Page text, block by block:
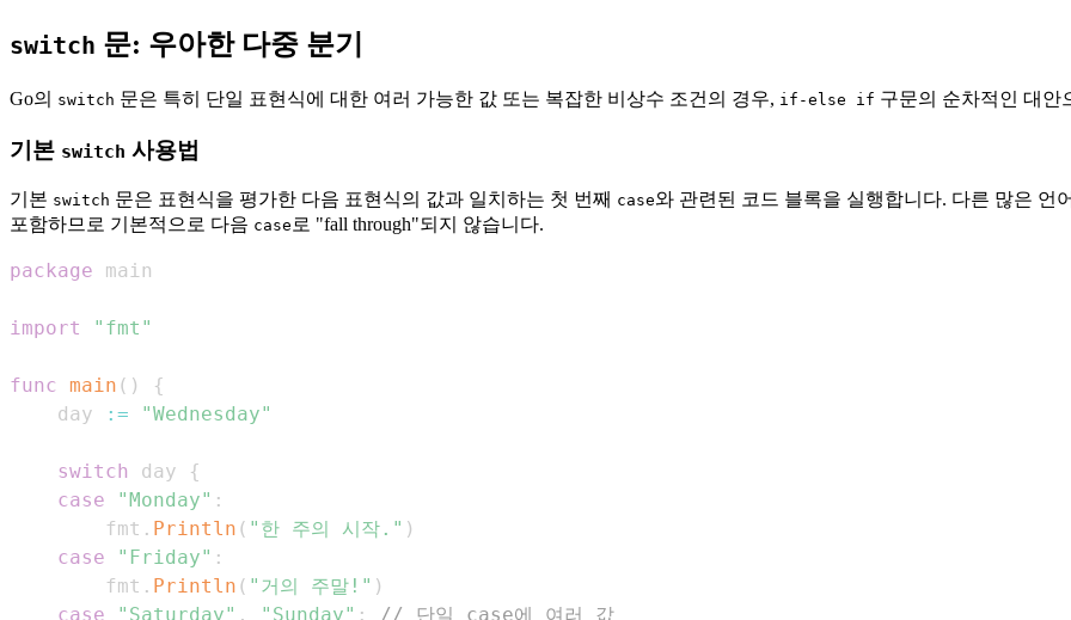
switch 문: 우아한 다중 분기
Go의 switch 문은 특히 단일 표현식에 대한 여러 가능한 값 또는 복잡한 비상수 조건의 경우, if-else if 구문의 순차적인 대안
기본 switch 사용법
기본 switch 문은 표현식을 평가한 다음 표현식의 값과 일치하는 첫 번째 case와 관련된 코드 블록을 실행합니다. 다른 많은 언
포함하므로 기본적으로 다음 case 로 "fall through"되지 않습니다.
package
import "fmt"
func main ( )
{
    day
:= "Wednesday"
switch day
{
case
"Monday" :
        fmt
. Println ( "한 주의 시작." )
case
"Friday" :
        fmt
. Println ( "거의 주말!" )
case
"Saturday" , "Sunday" : // 단일 case에 여러 값